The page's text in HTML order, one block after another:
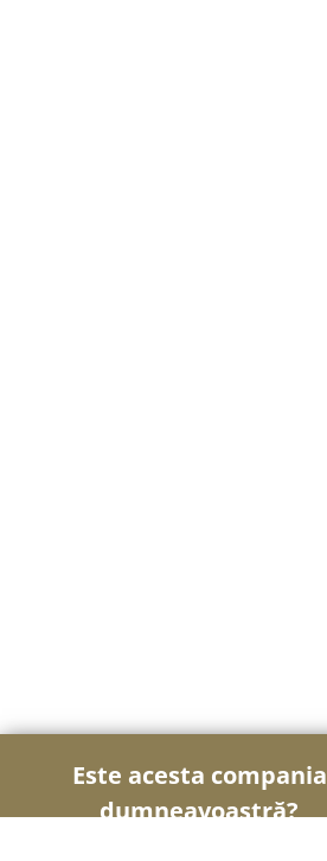
Este acesta compania
dumneavoastră?